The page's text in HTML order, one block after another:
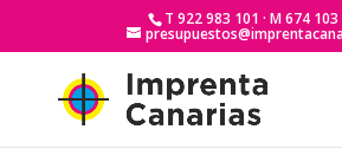
T 922 983 101 · M 674